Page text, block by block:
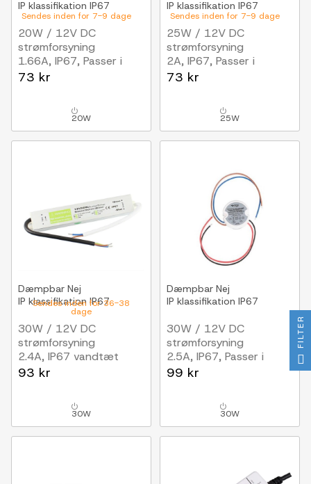
Sendes inden for 7-9 dage
IP klassifikation IP67
20W / 12V DC
strømforsyning
1.66A, IP67, Passer i
PL/loftlamper
73 kr
20W
Sendes inden for 7-9 dage
IP klassifikation IP67
25W / 12V DC
strømforsyning
2A, IP67, Passer i
PL/loftlamper
73 kr
25W
Sendes inden for 36-38
dage
Dæmpbar Nej
IP klassifikation IP67
30W / 12V DC
strømforsyning
2.4A, IP67 vandtæt
93 kr
30W
Dæmpbar Nej
IP klassifikation IP67
30W / 12V DC
strømforsyning
2.5A, IP67, Passer i
PL/loftlamper
99 kr
30W
FILTER